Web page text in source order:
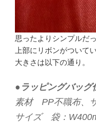
思ったよりシンプルだ
上部にリボンがついて
大きさは以下の通り。
●ラッピングバッグ
素材 PP不職布、
サイズ 袋：